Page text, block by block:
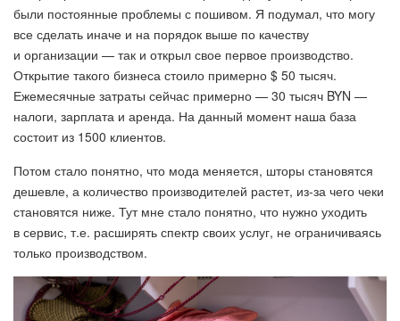
были постоянные проблемы с пошивом. Я подумал, что могу
все сделать иначе и на порядок выше по качеству
и организации — так и открыл свое первое производство.
Открытие такого бизнеса стоило примерно $ 50 тысяч.
Ежемесячные затраты сейчас примерно — 30 тысяч BYN —
налоги, зарплата и аренда. На данный момент наша база
состоит из 1500 клиентов.
Потом стало понятно, что мода меняется, шторы становятся
дешевле, а количество производителей растет, из-за чего чеки
становятся ниже. Тут мне стало понятно, что нужно уходить
в сервис, т.е. расширять спектр своих услуг, не ограничиваясь
только производством.